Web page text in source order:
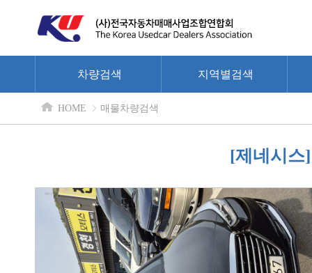
차량검색 지역별검색
HOME 매물차량검색
[제네시스